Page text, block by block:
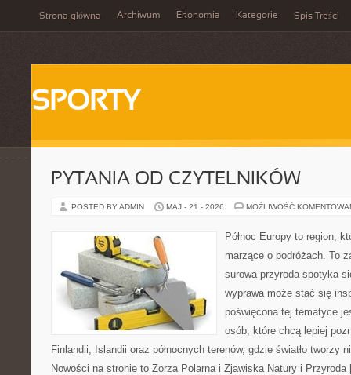
Strona główna Archiwum Ekonomia Kategorie Spis Treści
SPORTY
PYTANIA OD CZYTELNIKÓW
POSTED BY ADMIN MAJ - 21 - 2026 MOŻLIWOŚĆ
Północ Europy to region,
marzące o podróżach. To
surowa przyroda spotyka
wyprawa może stać się
poświęcona tej tematyce
osób, które chcą lepiej
Finlandii, Islandii oraz północnych terenów, gdzie światło tworzy
Nowości na stronie to Zorza Polarna i Zjawiska Natury i